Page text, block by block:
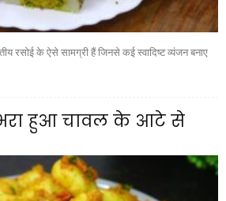
रसोई के ऐसे सामग्री हैं जिनसे कई स्वादिष्ट व्यंजन बनाए
भरा हुआ चावल के आटे से